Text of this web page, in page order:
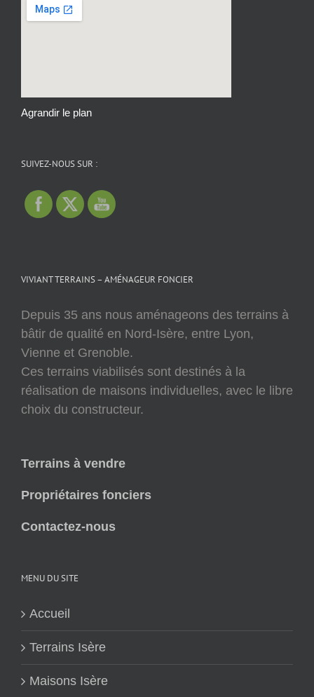
Agrandir le plan
SUIVEZ-NOUS SUR :
VIVIANT TERRAINS – AMÉNAGEUR FONCIER
Depuis 35 ans nous aménageons des terrains à
bâtir de qualité en Nord-Isère, entre Lyon,
Vienne et Grenoble.
Ces terrains viabilisés sont destinés à la
réalisation de maisons individuelles, avec le libre
choix du constructeur.
Terrains à vendre
Propriétaires fonciers
Contactez-nous
MENU DU SITE
Accueil
Terrains Isère
Maisons Isère